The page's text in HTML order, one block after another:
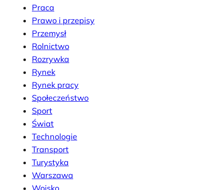
Praca
Prawo i przepisy
Przemysł
Rolnictwo
Rozrywka
Rynek
Rynek pracy
Społeczeństwo
Sport
Świat
Technologie
Transport
Turystyka
Warszawa
Wojsko